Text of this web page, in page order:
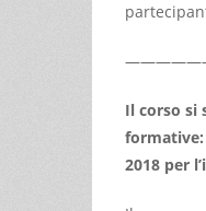
Il corso si
formative:
2018 per